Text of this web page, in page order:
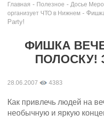
Главная - Полезное - Досье
организует ЧТО в Нижнем -
Party!
ФИШКА
ПОЛОСКУ!
28.06.2007 4383
Как привлечь людей на
необычную и яркую